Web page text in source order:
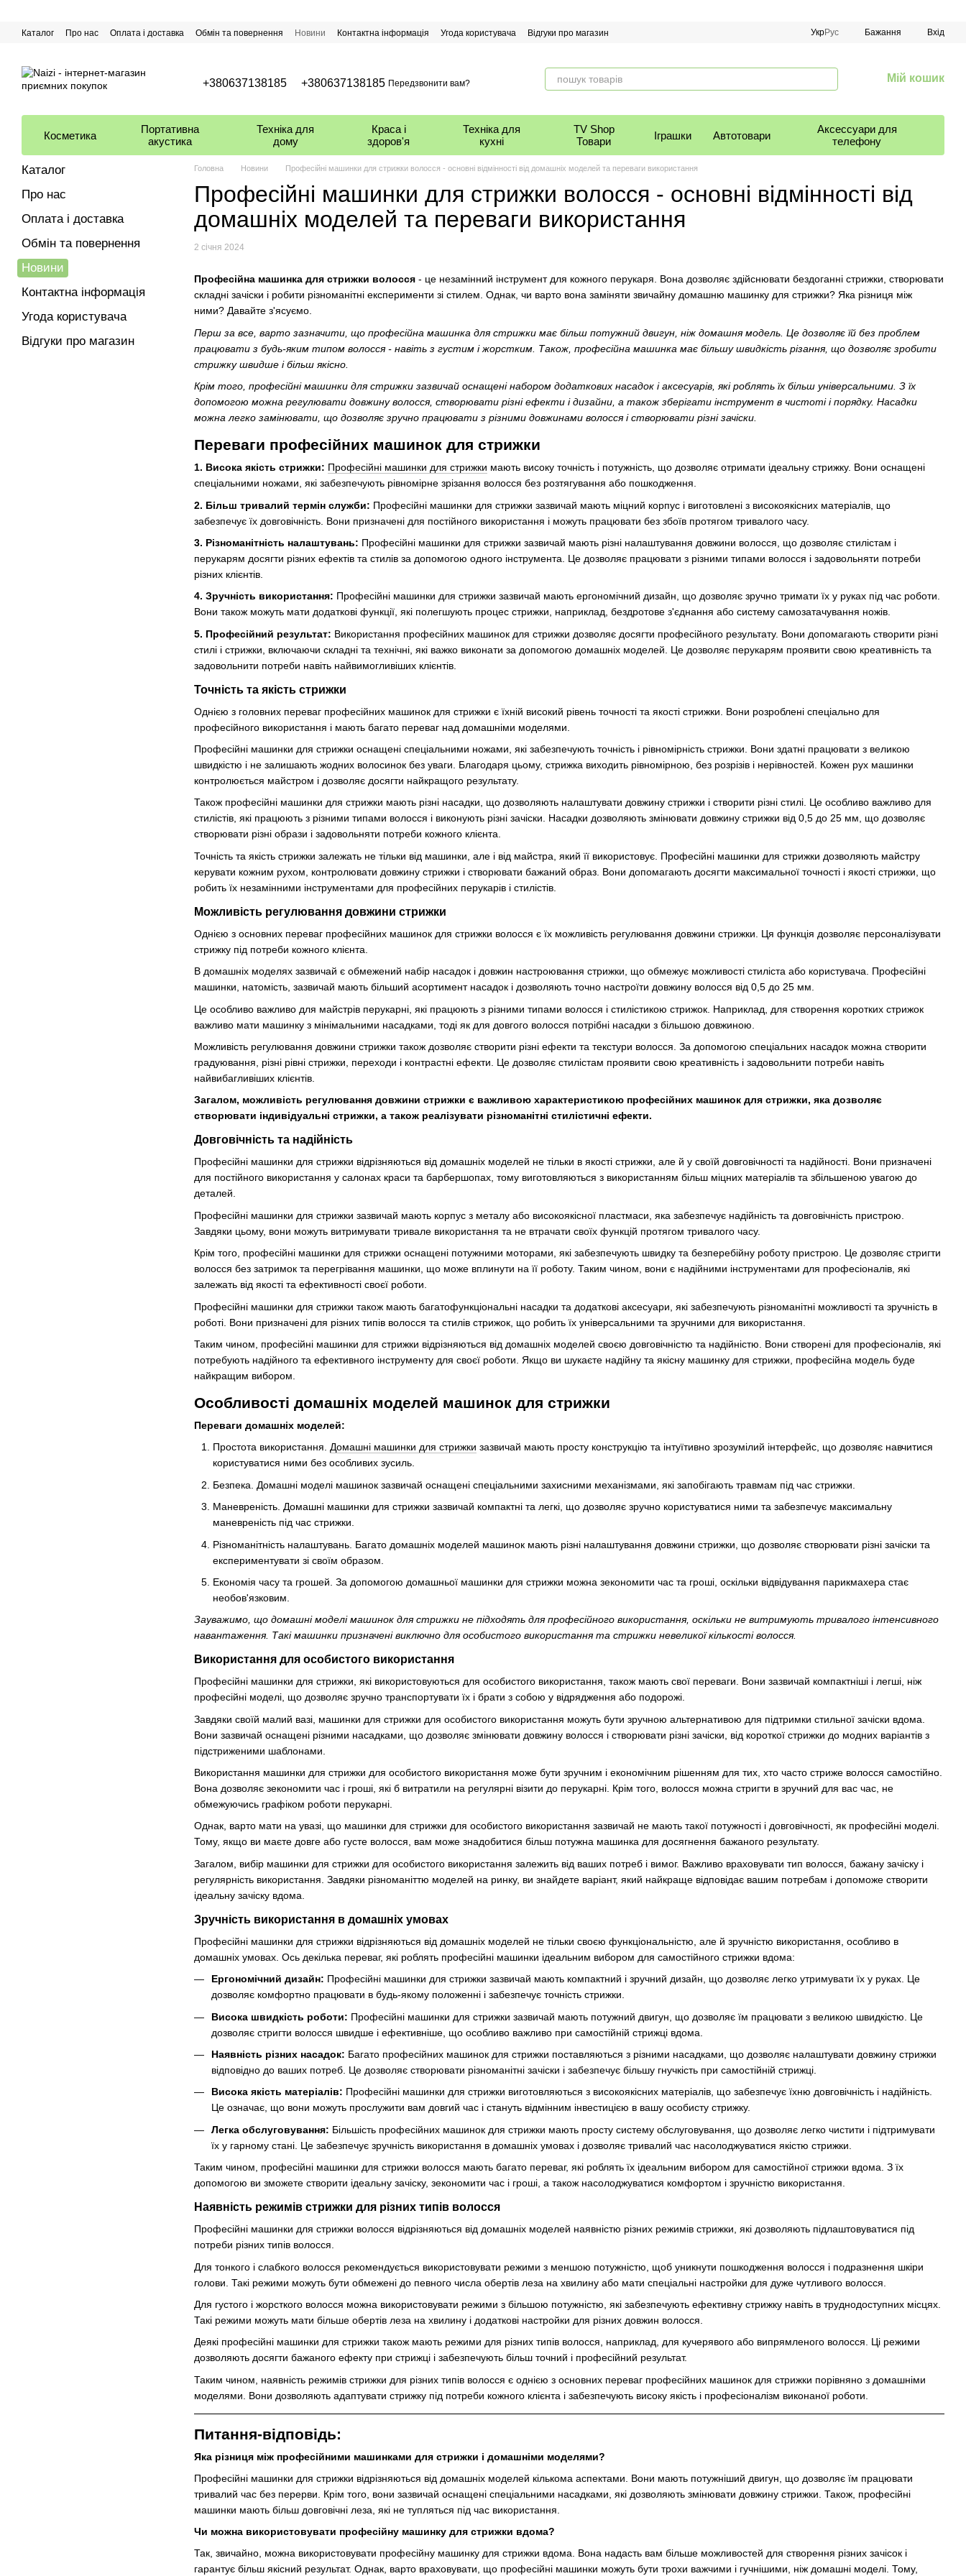
Каталог Про нас Оплата і доставка Обмін та повернення Новини Контактна інформація Угода користувача Відгуки про магазин УкрРус Бажання Вхід
+380637138185 +380637138185 Передзвонити вам? Мій кошик
Косметика
Портативна
акустика
Техніка для
дому
Краса і
здоров'я
Техніка для
кухні
TV Shop
Товари
Іграшки Автотовари
Аксессуари для
телефону
Головна Новини Професійні машинки для стрижки волосся - основні відмінності від домашніх моделей та переваги використання
Професійні машинки для стрижки волосся - основні відмінності від
домашніх моделей та переваги використання
2 січня 2024
Професійна машинка для стрижки волосся - це незамінний інструмент для кожного перукаря. Вона дозволяє здійснювати бездоганні стрижки, створювати
складні зачіски і робити різноманітні експерименти зі стилем. Однак, чи варто вона заміняти звичайну домашню машинку для стрижки? Яка різниця між
ними? Давайте з'ясуємо.
Перш за все, варто зазначити, що професійна машинка для стрижки має більш потужний двигун, ніж домашня модель. Це дозволяє їй без проблем
працювати з будь-яким типом волосся - навіть з густим і жорстким. Також, професійна машинка має більшу швидкість різання, що дозволяє зробити
стрижку швидше і більш якісно.
Крім того, професійні машинки для стрижки зазвичай оснащені набором додаткових насадок і аксесуарів, які роблять їх більш універсальними. З їх
допомогою можна регулювати довжину волосся, створювати різні ефекти і дизайни, а також зберігати інструмент в чистоті і порядку. Насадки
можна легко замінювати, що дозволяє зручно працювати з різними довжинами волосся і створювати різні зачіски.
Переваги професійних машинок для стрижки
1. Висока якість стрижки: Професійні машинки для стрижки мають високу точність і потужність, що дозволяє отримати ідеальну стрижку. Вони оснащені
спеціальними ножами, які забезпечують рівномірне зрізання волосся без розтягування або пошкодження.
2. Більш тривалий термін служби: Професійні машинки для стрижки зазвичай мають міцний корпус і виготовлені з високоякісних матеріалів, що
забезпечує їх довговічність. Вони призначені для постійного використання і можуть працювати без збоїв протягом тривалого часу.
3. Різноманітність налаштувань: Професійні машинки для стрижки зазвичай мають різні налаштування довжини волосся, що дозволяє стилістам і
перукарям досягти різних ефектів та стилів за допомогою одного інструмента. Це дозволяє працювати з різними типами волосся і задовольняти потреби
різних клієнтів.
4. Зручність використання: Професійні машинки для стрижки зазвичай мають ергономічний дизайн, що дозволяє зручно тримати їх у руках під час роботи.
Вони також можуть мати додаткові функції, які полегшують процес стрижки, наприклад, бездротове з'єднання або систему самозатачування ножів.
5. Професійний результат: Використання професійних машинок для стрижки дозволяє досягти професійного результату. Вони допомагають створити різні
стилі і стрижки, включаючи складні та технічні, які важко виконати за допомогою домашніх моделей. Це дозволяє перукарям проявити свою креативність та
задовольнити потреби навіть найвимогливіших клієнтів.
Точність та якість стрижки
Однією з головних переваг професійних машинок для стрижки є їхній високий рівень точності та якості стрижки. Вони розроблені спеціально для
професійного використання і мають багато переваг над домашніми моделями.
Професійні машинки для стрижки оснащені спеціальними ножами, які забезпечують точність і рівномірність стрижки. Вони здатні працювати з великою
швидкістю і не залишають жодних волосинок без уваги. Благодаря цьому, стрижка виходить рівномірною, без розрізів і нерівностей. Кожен рух машинки
контролюється майстром і дозволяє досягти найкращого результату.
Також професійні машинки для стрижки мають різні насадки, що дозволяють налаштувати довжину стрижки і створити різні стилі. Це особливо важливо для
стилістів, які працюють з різними типами волосся і виконують різні зачіски. Насадки дозволяють змінювати довжину стрижки від 0,5 до 25 мм, що дозволяє
створювати різні образи і задовольняти потреби кожного клієнта.
Точність та якість стрижки залежать не тільки від машинки, але і від майстра, який її використовує. Професійні машинки для стрижки дозволяють майстру
керувати кожним рухом, контролювати довжину стрижки і створювати бажаний образ. Вони допомагають досягти максимальної точності і якості стрижки, що
робить їх незамінними інструментами для професійних перукарів і стилістів.
Можливість регулювання довжини стрижки
Однією з основних переваг професійних машинок для стрижки волосся є їх можливість регулювання довжини стрижки. Ця функція дозволяє персоналізувати
стрижку під потреби кожного клієнта.
В домашніх моделях зазвичай є обмежений набір насадок і довжин настроювання стрижки, що обмежує можливості стиліста або користувача. Професійні
машинки, натомість, зазвичай мають більший асортимент насадок і дозволяють точно настроїти довжину волосся від 0,5 до 25 мм.
Це особливо важливо для майстрів перукарні, які працюють з різними типами волосся і стилістикою стрижок. Наприклад, для створення коротких стрижок
важливо мати машинку з мінімальними насадками, тоді як для довгого волосся потрібні насадки з більшою довжиною.
Можливість регулювання довжини стрижки також дозволяє створити різні ефекти та текстури волосся. За допомогою спеціальних насадок можна створити
градуювання, різні рівні стрижки, переходи і контрастні ефекти. Це дозволяє стилістам проявити свою креативність і задовольнити потреби навіть
найвибагливіших клієнтів.
Загалом, можливість регулювання довжини стрижки є важливою характеристикою професійних машинок для стрижки, яка дозволяє
створювати індивідуальні стрижки, а також реалізувати різноманітні стилістичні ефекти.
Довговічність та надійність
Професійні машинки для стрижки відрізняються від домашніх моделей не тільки в якості стрижки, але й у своїй довговічності та надійності. Вони призначені
для постійного використання у салонах краси та барбершопах, тому виготовляються з використанням більш міцних матеріалів та збільшеною увагою до
деталей.
Професійні машинки для стрижки зазвичай мають корпус з металу або високоякісної пластмаси, яка забезпечує надійність та довговічність пристрою.
Завдяки цьому, вони можуть витримувати тривале використання та не втрачати своїх функцій протягом тривалого часу.
Крім того, професійні машинки для стрижки оснащені потужними моторами, які забезпечують швидку та безперебійну роботу пристрою. Це дозволяє стригти
волосся без затримок та перегрівання машинки, що може вплинути на її роботу. Таким чином, вони є надійними інструментами для професіоналів, які
залежать від якості та ефективності своєї роботи.
Професійні машинки для стрижки також мають багатофункціональні насадки та додаткові аксесуари, які забезпечують різноманітні можливості та зручність в
роботі. Вони призначені для різних типів волосся та стилів стрижок, що робить їх універсальними та зручними для використання.
Таким чином, професійні машинки для стрижки відрізняються від домашніх моделей своєю довговічністю та надійністю. Вони створені для професіоналів, які
потребують надійного та ефективного інструменту для своєї роботи. Якщо ви шукаєте надійну та якісну машинку для стрижки, професійна модель буде
найкращим вибором.
Особливості домашніх моделей машинок для стрижки
Переваги домашніх моделей:
Простота використання. Домашні машинки для стрижки зазвичай мають просту конструкцію та інтуїтивно зрозумілий інтерфейс, що дозволяє навчитися
користуватися ними без особливих зусиль.
Безпека. Домашні моделі машинок зазвичай оснащені спеціальними захисними механізмами, які запобігають травмам під час стрижки.
Маневреність. Домашні машинки для стрижки зазвичай компактні та легкі, що дозволяє зручно користуватися ними та забезпечує максимальну
маневреність під час стрижки.
Різноманітність налаштувань. Багато домашніх моделей машинок мають різні налаштування довжини стрижки, що дозволяє створювати різні зачіски та
експериментувати зі своїм образом.
Економія часу та грошей. За допомогою домашньої машинки для стрижки можна зекономити час та гроші, оскільки відвідування парикмахера стає
необов'язковим.
Зауважимо, що домашні моделі машинок для стрижки не підходять для професійного використання, оскільки не витримують тривалого інтенсивного
навантаження. Такі машинки призначені виключно для особистого використання та стрижки невеликої кількості волосся.
Використання для особистого використання
Професійні машинки для стрижки, які використовуються для особистого використання, також мають свої переваги. Вони зазвичай компактніші і легші, ніж
професійні моделі, що дозволяє зручно транспортувати їх і брати з собою у відрядження або подорожі.
Завдяки своїй малий вазі, машинки для стрижки для особистого використання можуть бути зручною альтернативою для підтримки стильної зачіски вдома.
Вони зазвичай оснащені різними насадками, що дозволяє змінювати довжину волосся і створювати різні зачіски, від короткої стрижки до модних варіантів з
підстриженими шаблонами.
Використання машинки для стрижки для особистого використання може бути зручним і економічним рішенням для тих, хто часто стриже волосся самостійно.
Вона дозволяє зекономити час і гроші, які б витратили на регулярні візити до перукарні. Крім того, волосся можна стригти в зручний для вас час, не
обмежуючись графіком роботи перукарні.
Однак, варто мати на увазі, що машинки для стрижки для особистого використання зазвичай не мають такої потужності і довговічності, як професійні моделі.
Тому, якщо ви маєте довге або густе волосся, вам може знадобитися більш потужна машинка для досягнення бажаного результату.
Загалом, вибір машинки для стрижки для особистого використання залежить від ваших потреб і вимог. Важливо враховувати тип волосся, бажану зачіску і
регулярність використання. Завдяки різноманіттю моделей на ринку, ви знайдете варіант, який найкраще відповідає вашим потребам і допоможе створити
ідеальну зачіску вдома.
Зручність використання в домашніх умовах
Професійні машинки для стрижки відрізняються від домашніх моделей не тільки своєю функціональністю, але й зручністю використання, особливо в
домашніх умовах. Ось декілька переваг, які роблять професійні машинки ідеальним вибором для самостійного стрижки вдома:
Ергономічний дизайн: Професійні машинки для стрижки зазвичай мають компактний і зручний дизайн, що дозволяє легко утримувати їх у руках. Це
дозволяє комфортно працювати в будь-якому положенні і забезпечує точність стрижки.
Висока швидкість роботи: Професійні машинки для стрижки зазвичай мають потужний двигун, що дозволяє їм працювати з великою швидкістю. Це
дозволяє стригти волосся швидше і ефективніше, що особливо важливо при самостійній стрижці вдома.
Наявність різних насадок: Багато професійних машинок для стрижки поставляються з різними насадками, що дозволяє налаштувати довжину стрижки
відповідно до ваших потреб. Це дозволяє створювати різноманітні зачіски і забезпечує більшу гнучкість при самостійній стрижці.
Висока якість матеріалів: Професійні машинки для стрижки виготовляються з високоякісних матеріалів, що забезпечує їхню довговічність і надійність.
Це означає, що вони можуть прослужити вам довгий час і стануть відмінним інвестицією в вашу особисту стрижку.
Легка обслуговування: Більшість професійних машинок для стрижки мають просту систему обслуговування, що дозволяє легко чистити і підтримувати
їх у гарному стані. Це забезпечує зручність використання в домашніх умовах і дозволяє тривалий час насолоджуватися якістю стрижки.
Таким чином, професійні машинки для стрижки волосся мають багато переваг, які роблять їх ідеальним вибором для самостійної стрижки вдома. З їх
допомогою ви зможете створити ідеальну зачіску, зекономити час і гроші, а також насолоджуватися комфортом і зручністю використання.
Наявність режимів стрижки для різних типів волосся
Професійні машинки для стрижки волосся відрізняються від домашніх моделей наявністю різних режимів стрижки, які дозволяють підлаштовуватися під
потреби різних типів волосся.
Для тонкого і слабкого волосся рекомендується використовувати режими з меншою потужністю, щоб уникнути пошкодження волосся і подразнення шкіри
голови. Такі режими можуть бути обмежені до певного числа обертів леза на хвилину або мати спеціальні настройки для дуже чутливого волосся.
Для густого і жорсткого волосся можна використовувати режими з більшою потужністю, які забезпечують ефективну стрижку навіть в труднодоступних місцях.
Такі режими можуть мати більше обертів леза на хвилину і додаткові настройки для різних довжин волосся.
Деякі професійні машинки для стрижки також мають режими для різних типів волосся, наприклад, для кучерявого або випрямленого волосся. Ці режими
дозволяють досягти бажаного ефекту при стрижці і забезпечують більш точний і професійний результат.
Таким чином, наявність режимів стрижки для різних типів волосся є однією з основних переваг професійних машинок для стрижки порівняно з домашніми
моделями. Вони дозволяють адаптувати стрижку під потреби кожного клієнта і забезпечують високу якість і професіоналізм виконаної роботи.
Питання-відповідь:
Яка різниця між професійними машинками для стрижки і домашніми моделями?
Професійні машинки для стрижки відрізняються від домашніх моделей кількома аспектами. Вони мають потужніший двигун, що дозволяє їм працювати
тривалий час без перерви. Крім того, вони зазвичай оснащені спеціальними насадками, які дозволяють змінювати довжину стрижки. Також, професійні
машинки мають більш довговічні леза, які не тупляться під час використання.
Чи можна використовувати професійну машинку для стрижки вдома?
Так, звичайно, можна використовувати професійну машинку для стрижки вдома. Вона надасть вам більше можливостей для створення різних зачісок і
гарантує більш якісний результат. Однак, варто враховувати, що професійні машинки можуть бути трохи важчими і гучнішими, ніж домашні моделі. Тому,
Каталог
Про нас
Оплата і доставка
Обмін та повернення
Новини
Контактна інформація
Угода користувача
Відгуки про магазин